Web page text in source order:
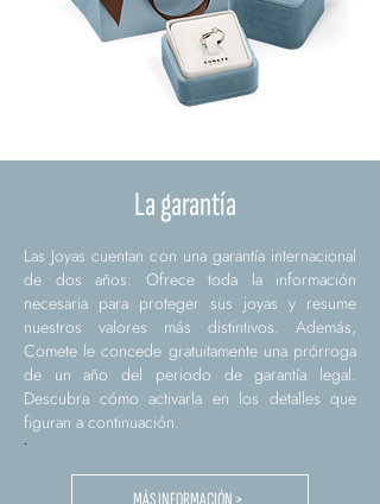
La garantía
Las Joyas cuentan con una garantía internacional
de dos años. Ofrece toda la información
necesaria para proteger sus joyas y resume
nuestros valores más distintivos. Además,
Comete le concede gratuitamente una prórroga
de un año del periodo de garantía legal.
Descubra cómo activarla en los detalles que
figuran a continuación.
MÁS INFORMACIÓN >